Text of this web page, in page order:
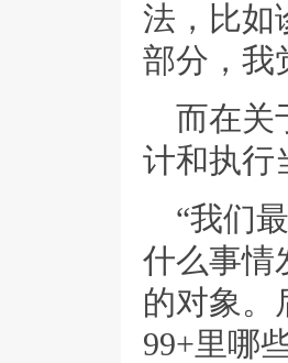
法，比如
部分，我
而在关
计和执行
“我们
什么事情
的对象。
99+里哪